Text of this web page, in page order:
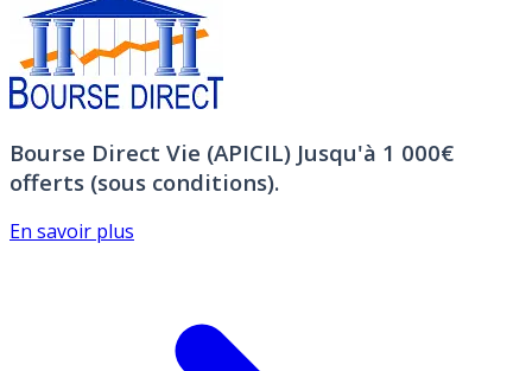
Bourse Direct Vie (APICIL) Jusqu'à 1 000€
offerts (sous conditions).
En savoir plus